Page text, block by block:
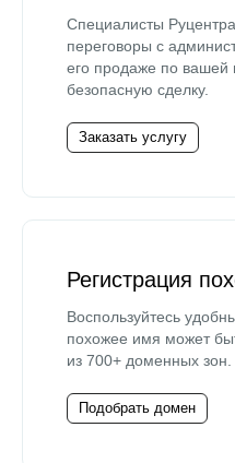
Специалисты
переговоры с
его продаже по вашей
безопасную сделку.
Заказать услугу
Регистрация
Воспользуйтесь
похожее имя может
из 700+ доменных зон.
Подобрать домен